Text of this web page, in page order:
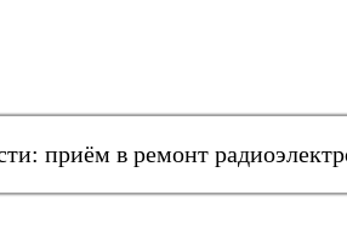
приём в ремонт